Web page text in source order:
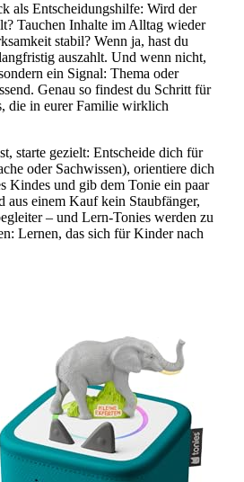
als Entscheidungshilfe: Wird der
Tauchen Inhalte im Alltag wieder
stabil? Wenn ja, hast du
auszahlt. Und wenn nicht,
ein Signal: Thema oder
Genau so findest du Schritt für
die in eurer Familie wirklich
starte gezielt: Entscheide dich für
oder Sachwissen), orientiere dich
Kindes und gib dem Tonie ein paar
aus einem Kauf kein Staubfänger,
– und Lern-Tonies werden zu
Lernen, das sich für Kinder nach